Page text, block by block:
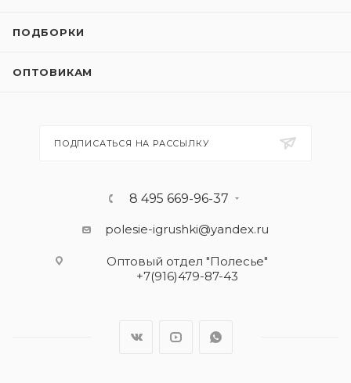
ПОДБОРКИ
ОПТОВИКАМ
ПОДПИСАТЬСЯ НА РАССЫЛКУ
8 495 669-96-37
polesie-igrushki@yandex.ru
Оптовый отдел "Полесье"
+7(916)479-87-43